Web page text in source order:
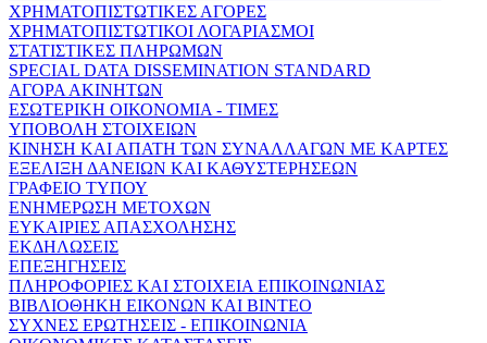
ΧΡΗΜΑΤΟΠΙΣΤΩΤΙΚΕΣ ΑΓΟΡΕΣ
ΧΡΗΜΑΤΟΠΙΣΤΩΤΙΚΟΙ ΛΟΓΑΡΙΑΣΜΟΙ
ΣΤΑΤΙΣΤΙΚΕΣ ΠΛΗΡΩΜΩΝ
SPECIAL DATA DISSEMINATION STANDARD
ΑΓΟΡΑ ΑΚΙΝΗΤΩΝ
ΕΣΩΤΕΡΙΚΗ ΟΙΚΟΝΟΜΙΑ - ΤΙΜΕΣ
ΥΠΟΒΟΛΗ ΣΤΟΙΧΕΙΩΝ
ΚΙΝΗΣΗ ΚΑΙ ΑΠΑΤΗ ΤΩΝ ΣΥΝΑΛΛΑΓΩΝ ΜΕ ΚΑΡΤΕΣ
ΕΞΕΛΙΞΗ ΔΑΝΕΙΩΝ ΚΑΙ ΚΑΘΥΣΤΕΡΗΣΕΩΝ
ΓΡΑΦΕΙΟ ΤΥΠΟΥ
ΕΝΗΜΕΡΩΣΗ ΜΕΤΟΧΩΝ
ΕΥΚΑΙΡΙΕΣ ΑΠΑΣΧΟΛΗΣΗΣ
ΕΚΔΗΛΩΣΕΙΣ
ΕΠΕΞΗΓΗΣΕΙΣ
ΠΛΗΡΟΦΟΡΙΕΣ ΚΑΙ ΣΤΟΙΧΕΙΑ ΕΠΙΚΟΙΝΩΝΙΑΣ
ΒΙΒΛΙΟΘΗΚΗ ΕΙΚΟΝΩΝ ΚΑΙ ΒΙΝΤΕΟ
ΣΥΧΝΕΣ ΕΡΩΤΗΣΕΙΣ - ΕΠΙΚΟΙΝΩΝΙΑ